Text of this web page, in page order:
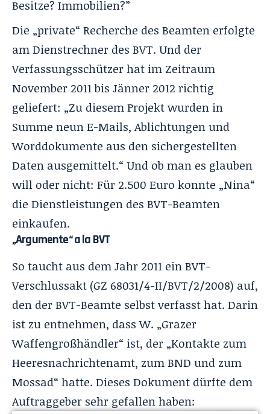
Besitze? Immobilien?”
Die „private“ Recherche des Beamten erfolgte
am Dienstrechner des BVT. Und der
Verfassungsschützer hat im Zeitraum
November 2011 bis Jänner 2012 richtig
geliefert: „Zu diesem Projekt wurden in
Summe neun E-Mails, Ablichtungen und
Worddokumente aus den sichergestellten
Daten ausgemittelt.“ Und ob man es glauben
will oder nicht: Für 2.500 Euro konnte „Nina“
die Dienstleistungen des BVT-Beamten
einkaufen.
„Argumente“ a la BVT
So taucht aus dem Jahr 2011 ein BVT-
Verschlussakt (GZ 68031/4-II/BVT/2/2008) auf,
den der BVT-Beamte selbst verfasst hat. Darin
ist zu entnehmen, dass W. „Grazer
Waffengroßhändler“ ist, der „Kontakte zum
Heeresnachrichtenamt, zum BND und zum
Mossad“ hatte. Dieses Dokument dürfte dem
Auftraggeber sehr gefallen haben: